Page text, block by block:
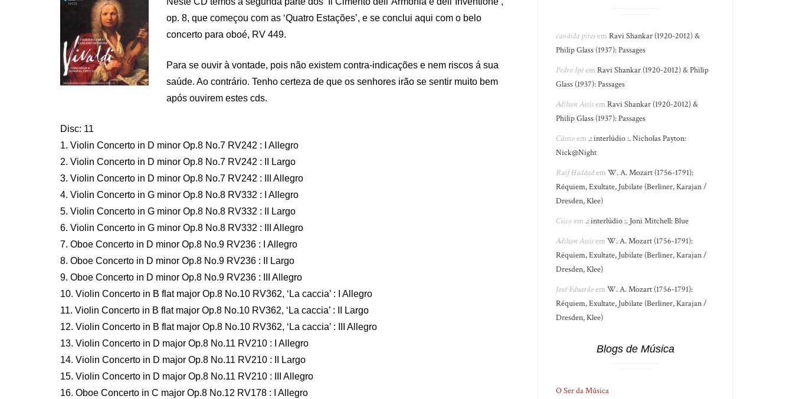
op. 8, que começou com as ‘Quatro Estações’, e se conclui aqui com o belo
concerto para oboé, RV 449.
Para se ouvir à vontade, pois não existem contra-indicações e nem riscos á sua
saúde. Ao contrário. Tenho certeza de que os senhores irão se sentir muito bem
após ouvirem estes cds.
Disc: 11
1. Violin Concerto in D minor Op.8 No.7 RV242 : I Allegro
2. Violin Concerto in D minor Op.8 No.7 RV242 : II Largo
3. Violin Concerto in D minor Op.8 No.7 RV242 : III Allegro
4. Violin Concerto in G minor Op.8 No.8 RV332 : I Allegro
5. Violin Concerto in G minor Op.8 No.8 RV332 : II Largo
6. Violin Concerto in G minor Op.8 No.8 RV332 : III Allegro
7. Oboe Concerto in D minor Op.8 No.9 RV236 : I Allegro
8. Oboe Concerto in D minor Op.8 No.9 RV236 : II Largo
9. Oboe Concerto in D minor Op.8 No.9 RV236 : III Allegro
10. Violin Concerto in B flat major Op.8 No.10 RV362, ‘La caccia’ : I Allegro
11. Violin Concerto in B flat major Op.8 No.10 RV362, ‘La caccia’ : II Largo
12. Violin Concerto in B flat major Op.8 No.10 RV362, ‘La caccia’ : III Allegro
13. Violin Concerto in D major Op.8 No.11 RV210 : I Allegro
14. Violin Concerto in D major Op.8 No.11 RV210 : II Largo
15. Violin Concerto in D major Op.8 No.11 RV210 : III Allegro
16. Oboe Concerto in C major Op.8 No.12 RV178 : I Allegro
candida piresemRavi Shankar (1920-2012) &
Philip Glass (1937): Passages
Pedro IpêemRavi Shankar (1920-2012) & Philip
Glass (1937): Passages
Adilson AssisemRavi Shankar (1920-2012) &
Philip Glass (1937): Passages
Cássioem .: interlúdio :. Nicholas Payton:
Nick@Night
Raif HaddademW. A. Mozart (1756-1791):
Réquiem, Exultate, Jubilate (Berliner, Karajan /
Dresden, Klee)
Ciscoem .: interlúdio :. Joni Mitchell: Blue
Adilson AssisemW. A. Mozart (1756-1791):
Réquiem, Exultate, Jubilate (Berliner, Karajan /
Dresden, Klee)
José EduardoemW. A. Mozart (1756-1791):
Réquiem, Exultate, Jubilate (Berliner, Karajan /
Dresden, Klee)
Blogs de Música
O Ser da Música